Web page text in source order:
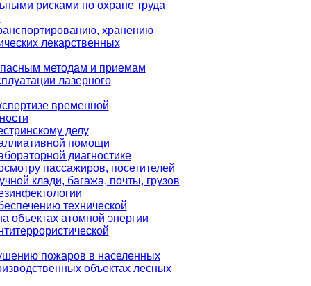
рисками по охране труда
хранению
лекарственных
методам и приемам
лазерного
временной
делу
помощи
диагностике
пассажиров, посетителей
клади, багажа, почты, грузов
технической
объектах атомной энергии
пожаров в населенных
объектах лесных